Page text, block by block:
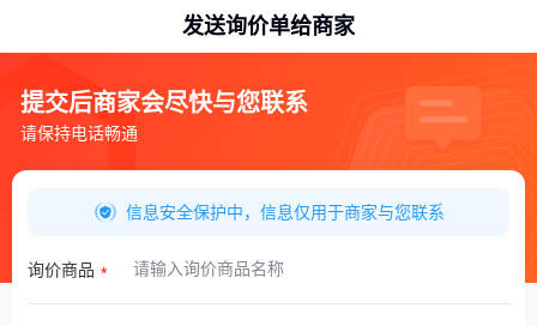
发送询价单给商家
提交后商家会尽快与您联系
请保持电话畅通
信息安全保护中，信息仅用于商家与您联系
询价商品